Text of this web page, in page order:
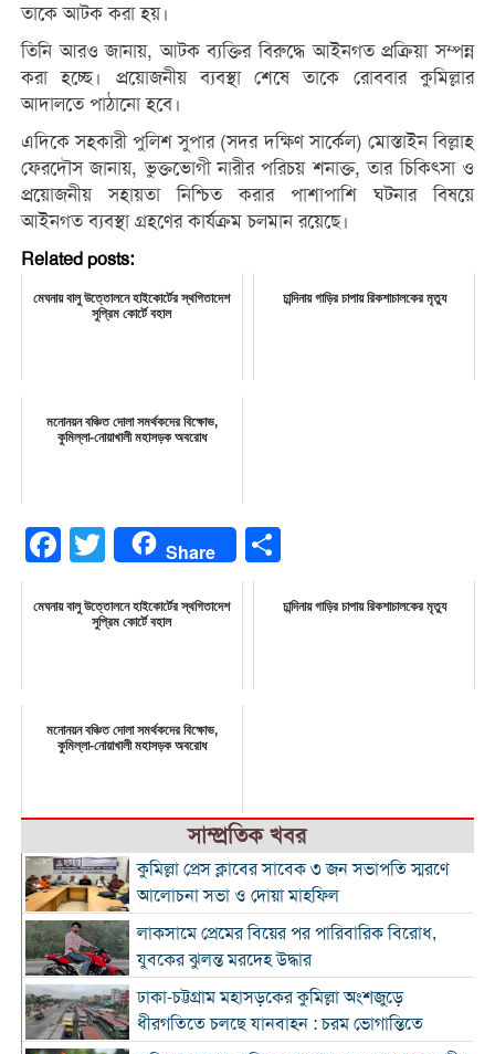
তাকে আটক করা হয়।
তিনি আরও জানায়, আটক ব্যক্তির বিরুদ্ধে আইনগত প্রক্রিয়া সম্পন্ন
করা হচ্ছে। প্রয়োজনীয় ব্যবস্থা শেষে তাকে রোববার কুমিল্লার
আদালতে পাঠানো হবে।
এদিকে সহকারী পুলিশ সুপার (সদর দক্ষিণ সার্কেল) মোস্তাইন বিল্লাহ
ফেরদৌস জানায়, ভুক্তভোগী নারীর পরিচয় শনাক্ত, তার চিকিৎসা ও
প্রয়োজনীয় সহায়তা নিশ্চিত করার পাশাপাশি ঘটনার বিষয়ে
আইনগত ব্যবস্থা গ্রহণের কার্যক্রম চলমান রয়েছে।
Related posts:
মেঘনায় বালু উত্তোলনে হাইকোর্টের স্থগিতাদেশ
সুপ্রিম কোর্টে বহাল
চান্দিনায় গাড়ির চাপায় রিকশাচালকের মৃত্যু
মনোনয়ন বঞ্চিত দোলা সমর্থকদের বিক্ষোভ,
কুমিল্লা-নোয়াখালী মহাসড়ক অবরোধ
Facebook
Twitter Share
মেঘনায় বালু উত্তোলনে হাইকোর্টের স্থগিতাদেশ
সুপ্রিম কোর্টে বহাল
চান্দিনায় গাড়ির চাপায় রিকশাচালকের মৃত্যু
মনোনয়ন বঞ্চিত দোলা সমর্থকদের বিক্ষোভ,
কুমিল্লা-নোয়াখালী মহাসড়ক অবরোধ
সাম্প্রতিক খবর
কুমিল্লা প্রেস ক্লাবের সাবেক ৩ জন সভাপতি স্মরণে
আলোচনা সভা ও দোয়া মাহফিল
লাকসামে প্রেমের বিয়ের পর পারিবারিক বিরোধ,
যুবকের ঝুলন্ত মরদেহ উদ্ধার
ঢাকা-চট্টগ্রাম মহাসড়কের কুমিল্লা অংশজুড়ে
ধীরগতিতে চলছে যানবাহন : চরম ভোগান্তিতে